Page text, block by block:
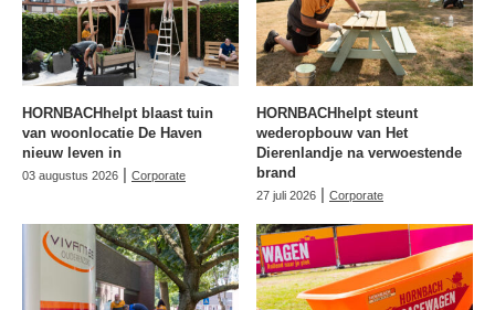
HORNBACHhelpt blaast tuin
van woonlocatie De Haven
nieuw leven in
03 augustus 2026 | Corporate
HORNBACHhelpt steunt
wederopbouw van Het
Dierenlandje na verwoestende
brand
27 juli 2026 | Corporate